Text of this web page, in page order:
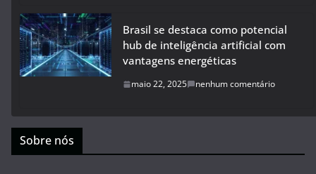
Brasil se destaca como potencial
hub de inteligência artificial com
vantagens energéticas
maio 22, 2025 nenhum comentário
Sobre nós